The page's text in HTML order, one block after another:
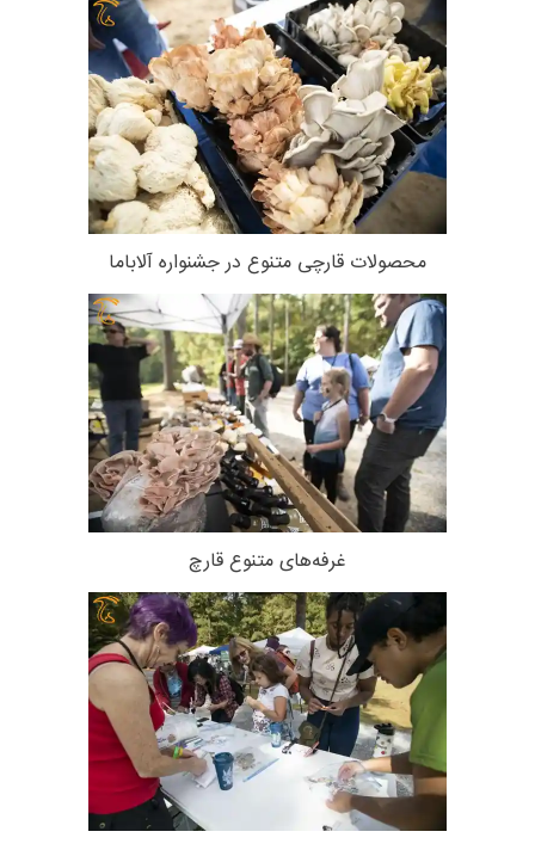
محصولات قارچی متنوع در جشنواره آلاباما
غرفه‌های متنوع قارچ